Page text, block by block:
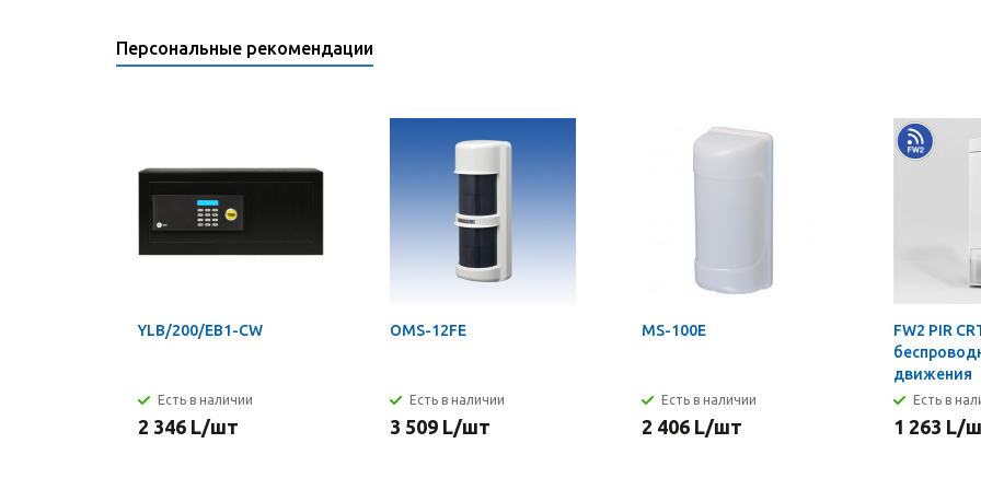
Персональные рекомендации
YLB/200/EB1-CW
Есть в наличии
2 346 L/шт
OMS-12FE
Есть в наличии
3 509 L/шт
MS-100E
Есть в наличии
2 406 L/шт
FW2 PIR
движения
Есть в
1 263 L/